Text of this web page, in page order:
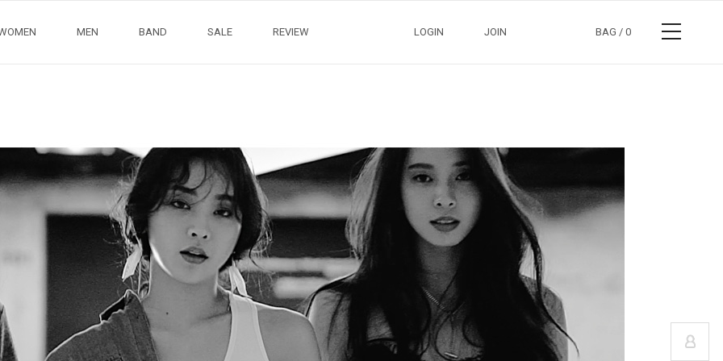
MEN BAND SALE REVIEW LOGIN JOIN
정보수정
교환/반품안내
장바구니
BAG / 0